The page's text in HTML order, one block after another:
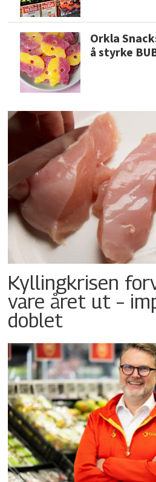
Orkla
å styrke
Kyllingkrisen
vare året ut –
doblet